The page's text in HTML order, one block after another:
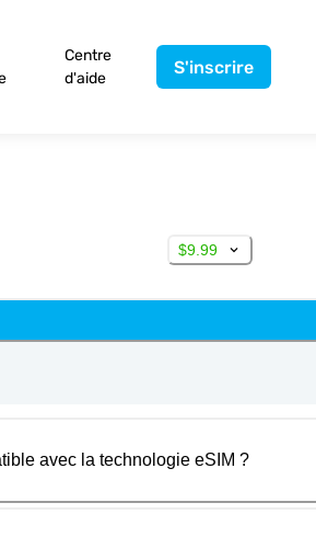
Centre
d'aide
S'inscrire
$9.99
avec la technologie eSIM ?